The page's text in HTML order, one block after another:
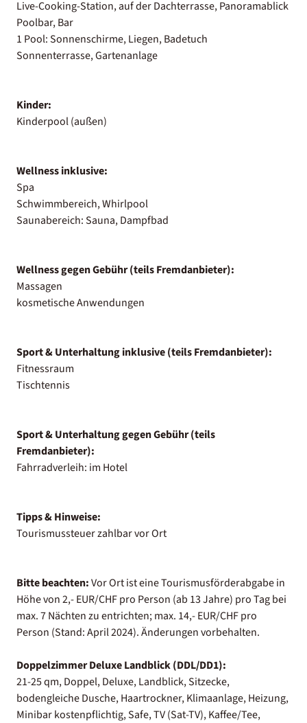
Live-Cooking-Station, auf der Dachterrasse, Panoramablick
Poolbar, Bar
1 Pool: Sonnenschirme, Liegen, Badetuch
Sonnenterrasse, Gartenanlage
Kinder:
Kinderpool (außen)
Wellness inklusive:
Spa
Schwimmbereich, Whirlpool
Saunabereich: Sauna, Dampfbad
Wellness gegen Gebühr (teils Fremdanbieter):
Massagen
kosmetische Anwendungen
Sport & Unterhaltung inklusive (teils Fremdanbieter):
Fitnessraum
Tischtennis
Sport & Unterhaltung gegen Gebühr (teils
Fremdanbieter):
Fahrradverleih: im Hotel
Tipps & Hinweise:
Tourismussteuer zahlbar vor Ort
Bitte beachten:Vor Ort ist eine Tourismusförderabgabe in
Höhe von 2,- EUR/CHF pro Person (ab 13 Jahre) pro Tag bei
max. 7 Nächten zu entrichten; max. 14,- EUR/CHF pro
Person (Stand: April 2024). Änderungen vorbehalten.
Doppelzimmer Deluxe Landblick (DDL/DD1):
21-25 qm, Doppel, Deluxe, Landblick, Sitzecke,
bodengleiche Dusche, Haartrockner, Klimaanlage, Heizung,
Minibar kostenpflichtig, Safe, TV (Sat-TV), Kaffee/Tee,